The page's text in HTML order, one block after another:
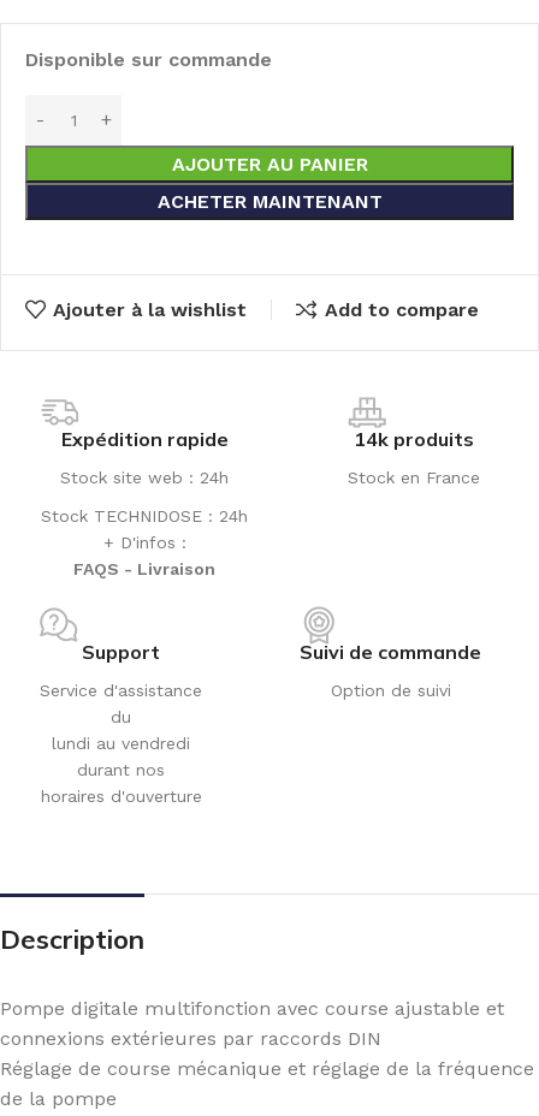
Disponible sur commande
AJOUTER AU PANIER
ACHETER MAINTENANT
Ajouter à la wishlist Add to compare
Expédition rapide
Stock site web : 24h
Stock TECHNIDOSE : 24h
+ D'infos :
FAQS - Livraison
14k produits
Stock en France
Support
Service d'assistance
du
lundi au vendredi
durant nos
horaires d'ouverture
Suivi de commande
Option de suivi
Description
Pompe digitale multifonction avec course ajustable et
connexions extérieures par raccords DIN
Réglage de course mécanique et réglage de la fréquence
de la pompe